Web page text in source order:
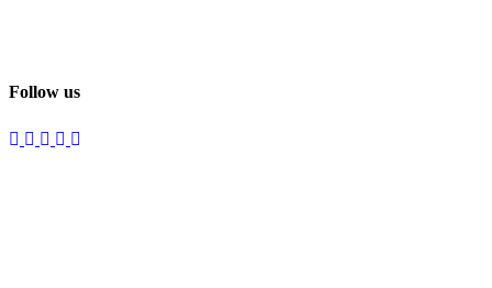
Follow us